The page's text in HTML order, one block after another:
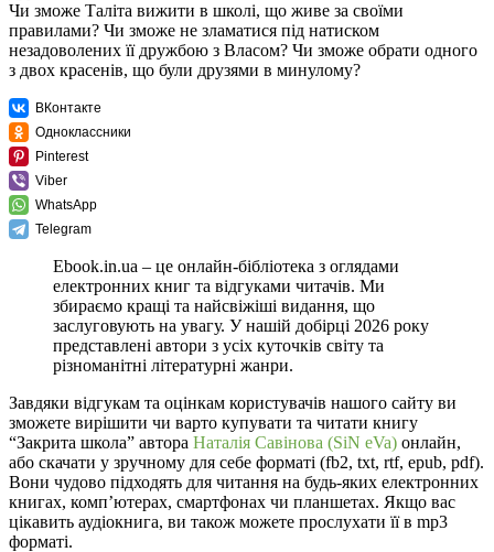
Чи зможе Таліта вижити в школі, що живе за своїми
правилами? Чи зможе не зламатися під натиском
незадоволених її дружбою з Власом? Чи зможе обрати одного
з двох красенів, що були друзями в минулому?
ВКонтакте
Одноклассники
Pinterest
Viber
WhatsApp
Telegram
Ebook.in.ua – це онлайн-бібліотека з оглядами
електронних книг та відгуками читачів. Ми
збираємо кращі та найсвіжіші видання, що
заслуговують на увагу. У нашій добірці 2026 року
представлені автори з усіх куточків світу та
різноманітні літературні жанри.
Завдяки відгукам та оцінкам користувачів нашого сайту ви
зможете вирішити чи варто купувати та читати книгу
“Закрита школа” автора Наталія Савінова (SiN eVa) онлайн,
або скачати у зручному для себе форматі (fb2, txt, rtf, epub, pdf).
Вони чудово підходять для читання на будь-яких електронних
книгах, комп’ютерах, смартфонах чи планшетах. Якщо вас
цікавить аудіокнига, ви також можете прослухати її в mp3
форматі.